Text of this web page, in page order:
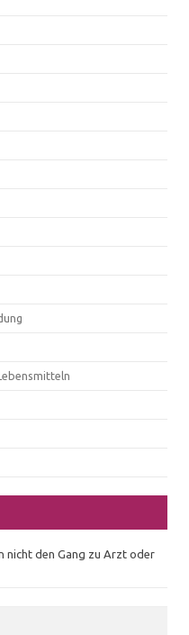
nicht den Gang zu Arzt oder